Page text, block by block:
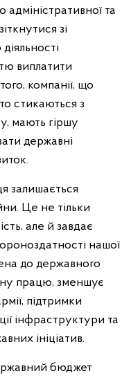
та
зі
виплатити
компанії, що
стикаються з
мають гіршу
державні
залишається
Це не тільки
але й завдає
нашої
до державного
працю, зменшує
підтримки
інфраструктури та
ініціатив.
бюджет